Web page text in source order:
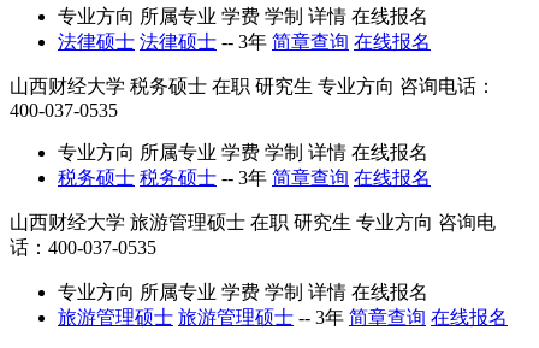
专业方向 所属专业 学费 学制 详情 在线报名
法律硕士 法律硕士 -- 3年 简章查询 在线报名
山西财经大学 税务硕士 在职 研究生 专业方向 咨询电话：
400-037-0535
专业方向 所属专业 学费 学制 详情 在线报名
税务硕士 税务硕士 -- 3年 简章查询 在线报名
山西财经大学 旅游管理硕士 在职 研究生 专业方向 咨询电
话：400-037-0535
专业方向 所属专业 学费 学制 详情 在线报名
旅游管理硕士 旅游管理硕士 -- 3年 简章查询 在线报名